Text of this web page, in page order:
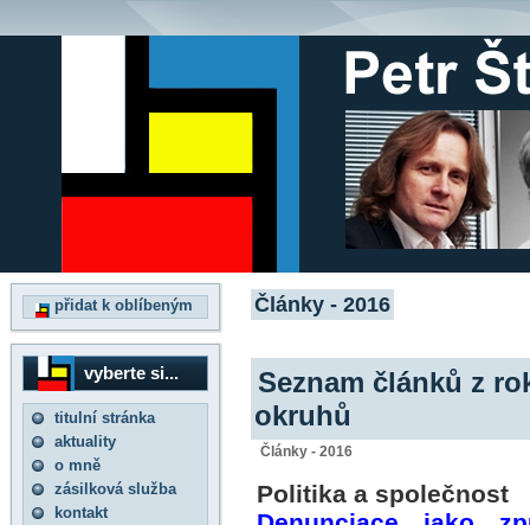
přidat k oblíbeným
vyberte si...
titulní stránka
aktuality
o mně
zásilková služba
kontakt
Články - 2016
Seznam článků z
okruhů
Články - 2016
Politika a společnost